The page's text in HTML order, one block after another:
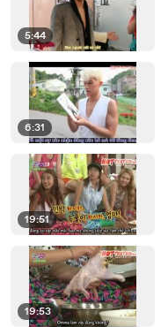
5:44
6:31
19:51
19:53